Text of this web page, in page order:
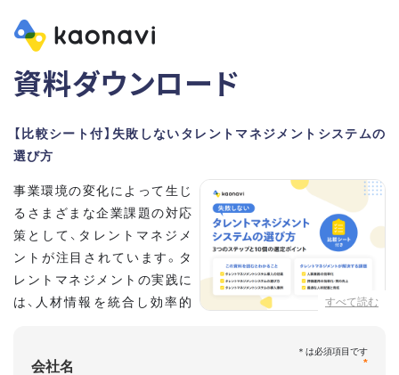
資料ダウンロード
【比較シート付】失敗しないタレントマネジメントシステムの
選び方
すべて読む
事業環境の変化によって生じ
るさまざまな企業課題の対応
策として、タレントマネジメ
ントが注目されています。タ
レントマネジメントの実践に
は、人材情報を統合し効率的
*
会社名